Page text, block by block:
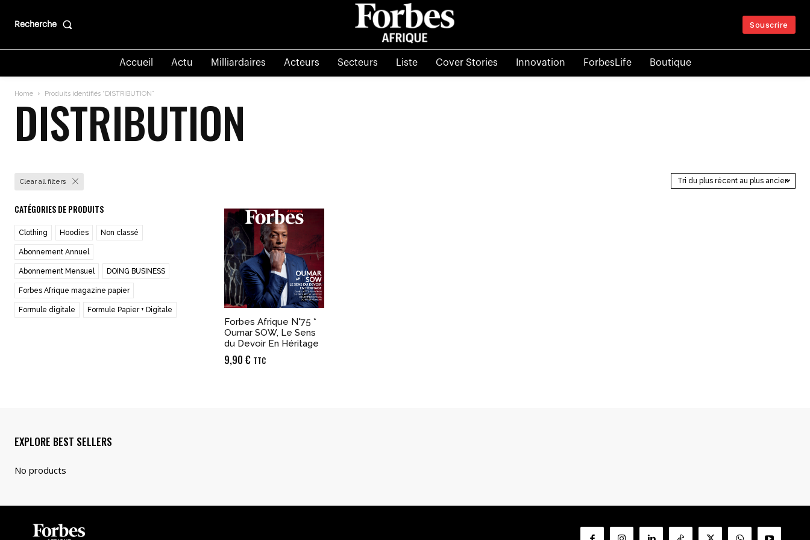
Recherche Souscrire
Accueil Actu Milliardaires Acteurs Secteurs Liste Cover Stories Innovation ForbesLife Boutique
Home Produits identifiés “DISTRIBUTION”
DISTRIBUTION
Clear all filters
CATÉGORIES DE PRODUITS
Clothing Hoodies Non classé
Abonnement Annuel
Abonnement Mensuel DOING BUSINESS
Forbes Afrique magazine papier
Formule digitale Formule Papier + Digitale
Forbes Afrique N°75 *
Oumar SOW, Le Sens
du Devoir En Héritage
9,90 € TTC
EXPLORE BEST SELLERS